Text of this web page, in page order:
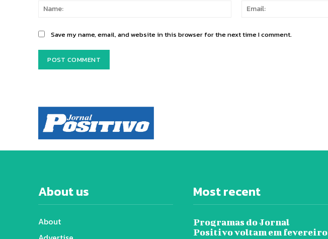
Name:
Save my name, email, and website in this browser for the next time I comment.
About us
About
Most recent
Programas do Jornal
Positivo voltam em fevereiro